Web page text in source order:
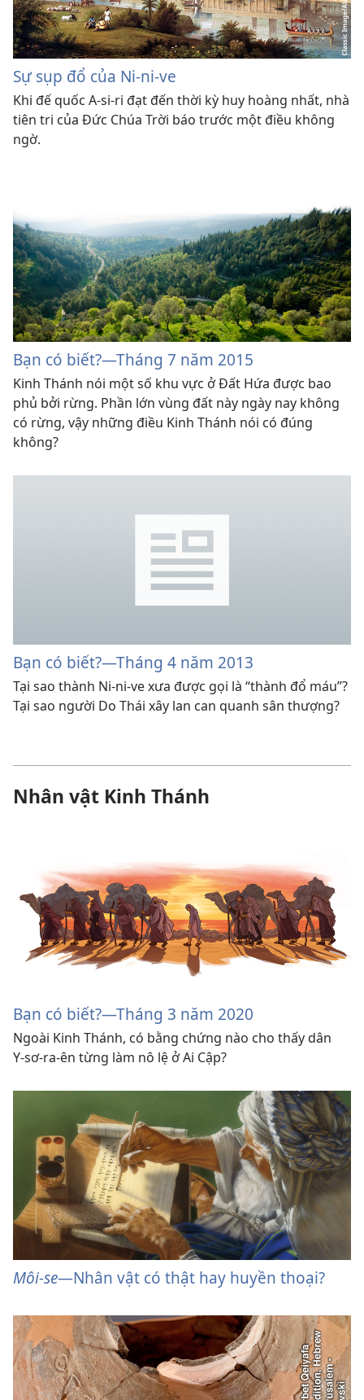
Sự sụp đổ của Ni-ni-ve
Khi đế quốc A-si-ri đạt đến thời kỳ huy hoàng nhất, nhà
tiên tri của Đức Chúa Trời báo trước một điều không
ngờ.
Bạn có biết?—Tháng 7 năm 2015
Kinh Thánh nói một số khu vực ở Đất Hứa được bao
phủ bởi rừng. Phần lớn vùng đất này ngày nay không
có rừng, vậy những điều Kinh Thánh nói có đúng
không?
Bạn có biết?—Tháng 4 năm 2013
Tại sao thành Ni-ni-ve xưa được gọi là “thành đổ máu”?
Tại sao người Do Thái xây lan can quanh sân thượng?
Nhân vật Kinh Thánh
Bạn có biết?​—Tháng 3 năm 2020
Ngoài Kinh Thánh, có bằng chứng nào cho thấy dân
Y-⁠sơ-ra-ên từng làm nô lệ ở Ai Cập?
Môi-se—Nhân vật có thật hay huyền thoại?